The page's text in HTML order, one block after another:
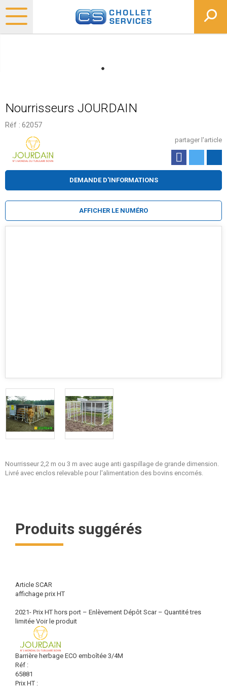
Nourrisseurs JOURDAIN
Réf : 62057
partager l'article
Nourrisseur 2,2 m ou 3 m avec auge anti gaspillage de grande dimension.
Livré avec enclos relevable pour l'alimentation des bovins encornés.
DEMANDE D'INFORMATIONS
AFFICHER LE NUMÉRO
Produits suggérés
Article SCAR
affichage prix HT
2021- Prix HT hors port – Enlèvement Dépôt Scar – Quantité tres
limitée Voir le produit
Barrière herbage ECO emboîtée 3/4M
Réf :
65881
Prix HT :